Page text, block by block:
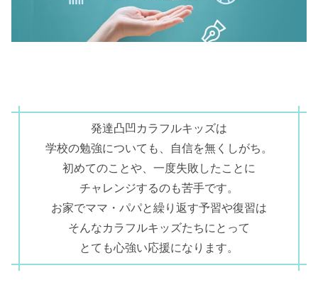
発達凸凹カラフルキッズは
学校の勉強についても、自信を無くしがち。
初めてのことや、一度失敗したことに
チャレンジするのも苦手です。
お家でママ・パパと繰り返す予習や復習は
そんなカラフルキッズたちにとって
とても心強い応援になります。